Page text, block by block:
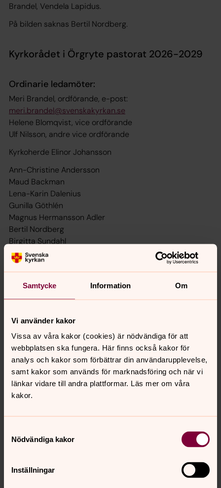
Samtycke Information Om
Vi använder kakor
Vissa av våra kakor (cookies) är nödvändiga för att
webbplatsen ska fungera. Här finns också kakor för
analys och kakor som förbättrar din användarupplevelse,
samt kakor som används för marknadsföring och när vi
länkar vidare till andra plattformar. Läs mer om våra
kakor.
Nödvändiga kakor
Inställningar
Brandel, Vendela Lapidus.
På bilden saknas Bertil Nordberg.
Kyrkorådet i Örgryte pastorat 2026-2029
Ordinarie ledamöter:
Meri Brandel, ordförande, e-post:
meri.brandel@svenskakyrkan.se
Helene Blomqvist, vice ordförande
Ulf Nilsson, andre vice ordförande
Kyrkoherde Elinor Johansson
Ann-Christine Andersson
Maud Backman
Lena-Karin Dalenius
Gunilla Göthlén
Magnus Hermansson Adler
Bertil Nordberg
Birgitta Sundahl
Helene Svensson
Ersättare:
Oskar Hultin Bäckersten
Lars-Åke Johansson
Stina Knutsson
Vendela Lapidus
Michael Törnkvist
Synpunkter eller frågor på sidans